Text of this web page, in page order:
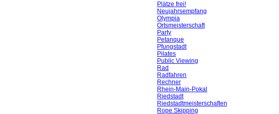
Plätze frei!
Neujahrsempfang
Olympia
Ortsmeisterschaft
Party
Petanque
Pfungstadt
Pilates
Public Viewing
Rad
Radfahren
Rechner
Rhein-Main-Pokal
Riedstadt
Riedstadtmeisterschaften
Rope Skipping